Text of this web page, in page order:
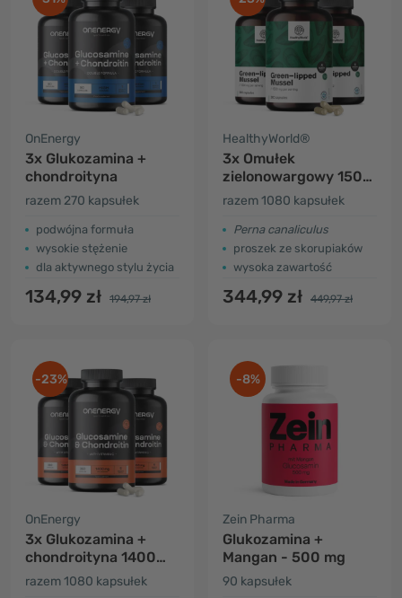
OnEnergy
3x Glukozamina +
chondroityna
razem 270 kapsułek
podwójna formuła
wysokie stężenie
dla aktywnego stylu życia
134,99 zł 194,97 zł
HealthyWorld®
3x Omułek
zielonowargowy 1500
mg
razem 1080 kapsułek
Perna canaliculus
proszek ze skorupiaków
wysoka zawartość
344,99 zł 449,97 zł
-23%
OnEnergy
3x Glukozamina +
chondroityna 1400
mg
razem 1080 kapsułek
-8%
Zein Pharma
Glukozamina +
Mangan - 500 mg
90 kapsułek